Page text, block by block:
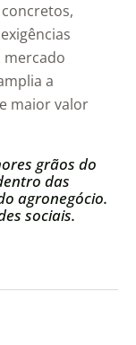
mercado
a
maior valor
grãos do
das
agronegócio.
sociais.